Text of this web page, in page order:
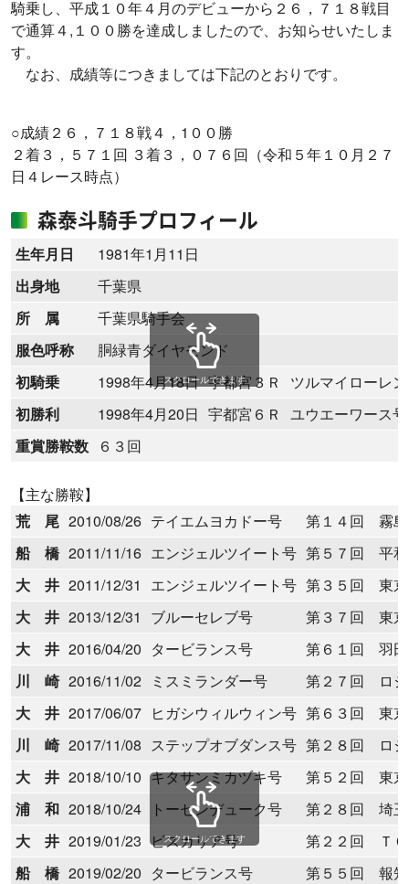
騎乗し、平成１０年４月のデビューから２６，７１８戦目
で通算４,１００勝を達成しましたので、お知らせいたしま
す。
なお、成績等につきましては下記のとおりです。
○成績２６，７１８戦４，1００勝
２着３，５７１回 ３着３，０７６回（令和５年１０月２７
日４レース時点）
森泰斗騎手プロフィール
生年月日
1981年1月11日
出身地
千葉県
所 属
千葉県騎手会
服色呼称
胴緑青ダイヤモンド
初騎乗
1998年4月18日 宇都宮３Ｒ
ツルマイローレ
初勝利
1998年4月20日 宇都宮６Ｒ
ユウエーワース号
重賞勝鞍数
６３回
スクロールできます
【主な勝鞍】
荒 尾 2010/08/26 テイエムヨカドー号
第１４回 霧島
船 橋 2011/11/16 エンジェルツイート号 第５７回 平和
大 井 2011/12/31 エンジェルツイート号 第３５回 東京
大 井 2013/12/31 ブルーセレブ号
第３７回 東京
大 井 2016/04/20 タービランス号
第６１回 羽田
川 崎 2016/11/02 ミスミランダー号
第２７回 ロジ
大 井 2017/06/07 ヒガシウィルウィン号 第６３回 東京
川 崎 2017/11/08 ステップオブダンス号 第２８回 ロジ
大 井 2018/10/10 キタサンミカヅキ号
第５２回 東京
浦 和 2018/10/24 トーセンデューク号
第２８回 埼玉
大 井 2019/01/23 ビスカリア号
第２２回 ＴＣ
船 橋 2019/02/20 タービランス号
第５５回 報知
スクロールできます